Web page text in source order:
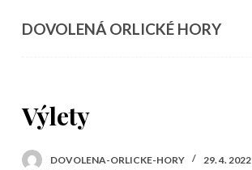
S
t
c
DOVOLENÁ ORLICKÉ HORY
Výlety
DOVOLENA-ORLICKE-HORY
29. 4. 2022